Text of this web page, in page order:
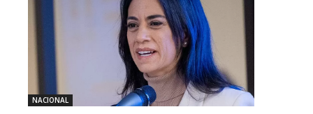
NACIONAL